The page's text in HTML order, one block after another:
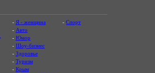
- Я - женщина
- Авто
- Юмор
- Шоу-бизнес
- Здоровье
- Туризм
- Крым
-Спорт